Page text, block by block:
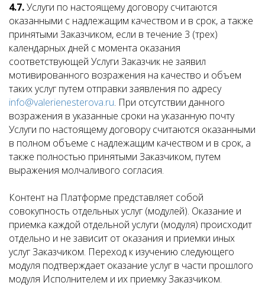
4.7.Услуги по настоящему договору считаются
оказанными с надлежащим качеством и в срок, а также
принятыми Заказчиком, если в течение 3 (трех)
календарных дней с момента оказания
соответствующей Услуги Заказчик не заявил
мотивированного возражения на качество и объем
таких услуг путем отправки заявления по адресу
info@valerienesterova.ru. При отсутствии данного
возражения в указанные сроки на указанную почту
Услуги по настоящему договору считаются оказанными
в полном объеме с надлежащим качеством и в срок, а
также полностью принятыми Заказчиком, путем
выражения молчаливого согласия.
Контент на Платформе представляет собой
совокупность отдельных услуг (модулей). Оказание и
приемка каждой отдельной услуги (модуля) происходит
отдельно и не зависит от оказания и приемки иных
услуг Заказчиком. Переход к изучению следующего
модуля подтверждает оказание услуг в части прошлого
модуля Исполнителем и их приемку Заказчиком.